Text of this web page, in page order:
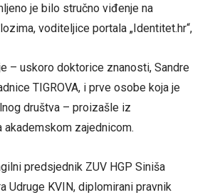
je bilo stručno viđenje na
voditeljice portala „Identitet.hr“,
– uskoro doktorice znanosti, Sandre
TIGROVA, i prve osobe koja je
društva – proizašle iz
akademskom zajednicom.
predsjednik ZUV HGP Siniša
Udruge KVIN, diplomirani pravnik